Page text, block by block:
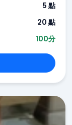
5 點
20 點
100分